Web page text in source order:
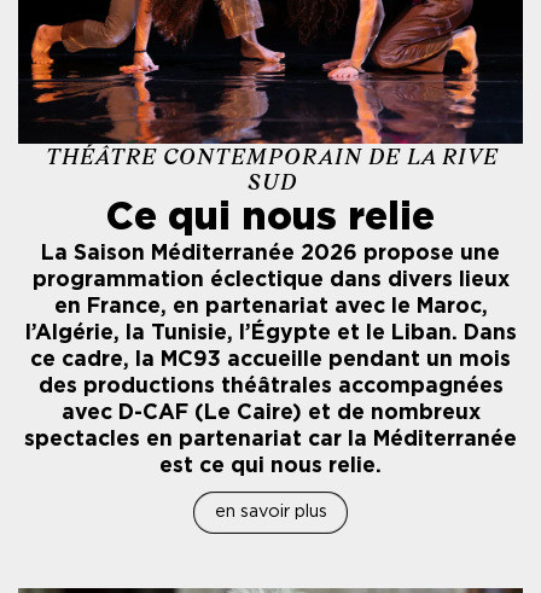
THÉÂTRE CONTEMPORAIN DE LA RIVE
SUD
Ce qui nous relie
La Saison Méditerranée 2026 propose une
programmation éclectique dans divers lieux
en France, en partenariat avec le Maroc,
l’Algérie, la Tunisie, l’Égypte et le Liban. Dans
ce cadre, la MC93 accueille pendant un mois
des productions théâtrales accompagnées
avec D-CAF (Le Caire) et de nombreux
spectacles en partenariat car la Méditerranée
est ce qui nous relie.
en savoir plus